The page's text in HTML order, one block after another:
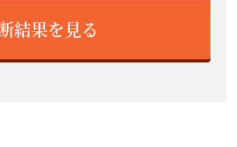
結果を見る